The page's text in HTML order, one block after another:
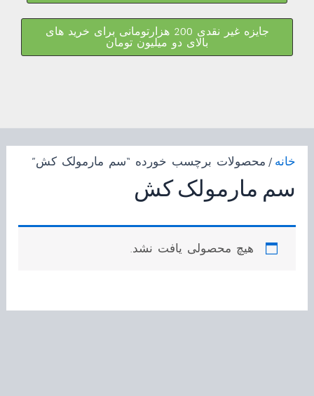
جایزه غیر نقدی 200 هزارتومانی برای خرید های
بالای دو میلیون تومان
خانه / محصولات برچسب خورده “سم مارمولک کش”
سم مارمولک کش
هیچ محصولی یافت نشد.